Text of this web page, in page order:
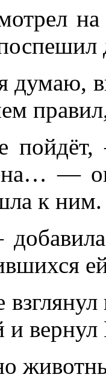
— он
к ним.
и